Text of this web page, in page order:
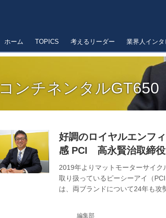
ホーム TOPICS 考えるリーダー 業界人インタ
コンチネンタルGT650
好調のロイヤルエンフ
感 PCI 高永賢治取締役
2019年よりマットモーターサイ
取り扱っているピーシーアイ（
は、両ブランドについて24年も
編集部